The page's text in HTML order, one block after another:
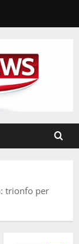
trionfo per